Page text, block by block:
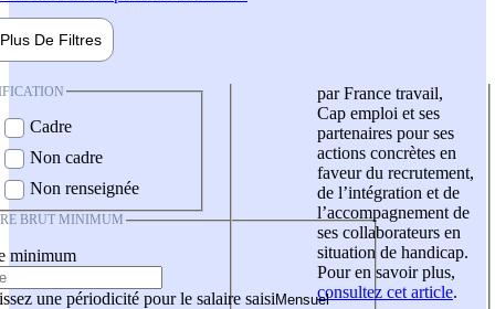
Plus De Filtres
Cadre
Non cadre
Non renseignée
BRUT MINIMUM
minimum
une périodicité pour le salaire saisi
par France travail,
Cap emploi et ses
partenaires pour ses
actions concrètes en
faveur du recrutement,
de l’intégration et de
l’accompagnement de
ses collaborateurs en
situation de handicap.
Pour en savoir plus,
consultez cet article.